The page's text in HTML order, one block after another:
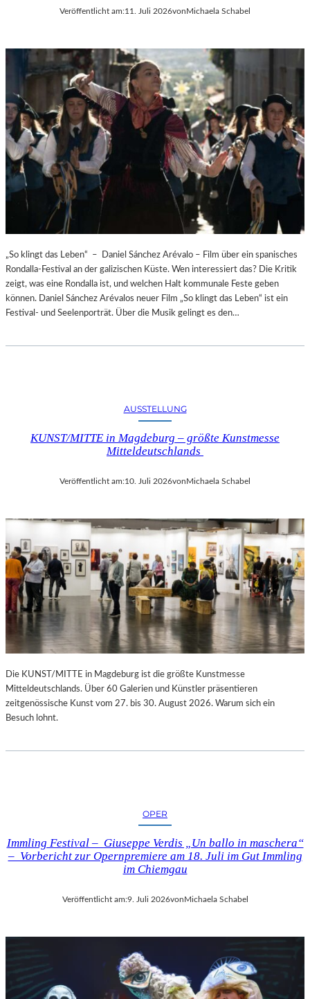
Veröffentlicht am:11. Juli 2026vonMichaela Schabel
„So klingt das Leben“ – Daniel Sánchez Arévalo – Film über ein spanisches
Rondalla-Festival an der galizischen Küste. Wen interessiert das? Die Kritik
zeigt, was eine Rondalla ist, und welchen Halt kommunale Feste geben
können. Daniel Sánchez Arévalos neuer Film „So klingt das Leben“ ist ein
Festival- und Seelenporträt. Über die Musik gelingt es den…
AUSSTELLUNG
KUNST/MITTE in Magdeburg – größte Kunstmesse
Mitteldeutschlands
Veröffentlicht am:10. Juli 2026vonMichaela Schabel
Die KUNST/MITTE in Magdeburg ist die größte Kunstmesse
Mitteldeutschlands. Über 60 Galerien und Künstler präsentieren
zeitgenössische Kunst vom 27. bis 30. August 2026. Warum sich ein
Besuch lohnt.
OPER
Immling Festival – Giuseppe Verdis „Un ballo in maschera“
– Vorbericht zur Opernpremiere am 18. Juli im Gut Immling
im Chiemgau
Veröffentlicht am:9. Juli 2026vonMichaela Schabel